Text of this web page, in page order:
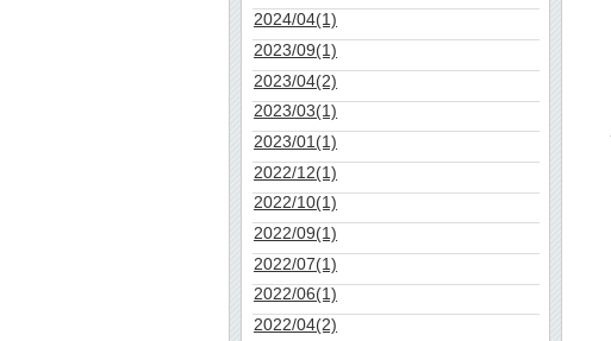
2024/04(1)
2023/09(1)
2023/04(2)
2023/03(1)
2023/01(1)
2022/12(1)
2022/10(1)
2022/09(1)
2022/07(1)
2022/06(1)
2022/04(2)